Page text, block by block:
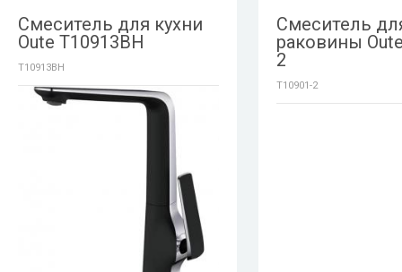
Смеситель для кухни
Oute T10913BH
T10913BH
Смеситель
раковины
2
T10901-2